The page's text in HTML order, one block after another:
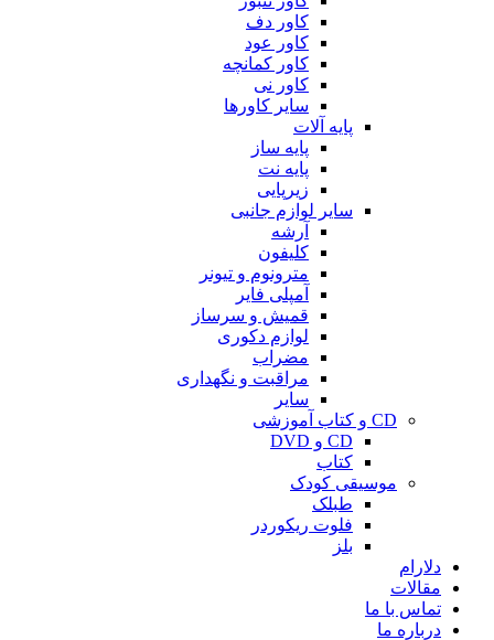
کاور دف
کاور عود
کاور کمانچه
کاور نی
سایر کاورها
پایه آلات
پایه ساز
پایه نت
زیرپایی
سایر لوازم جانبی
آرشه
کلیفون
مترونوم و تیونر
آمپلی فایر
قمیش و سرساز
لوازم دکوری
مضراب
مراقبت و نگهداری
سایر
CD و کتاب آموزشی
CD و DVD
کتاب
موسیقی کودک
طبلک
فلوت ریکوردر
بلز
دلارام
مقالات
تماس با ما
درباره ما